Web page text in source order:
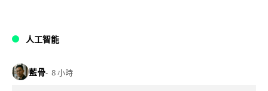
人工智能
藍骨 8 小時